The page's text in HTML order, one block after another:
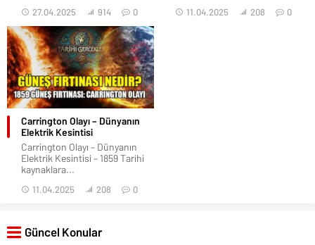
27.04.2025 914 0 11.04.2025 208 0
Carrington Olayı – Dünyanın
Elektrik Kesintisi
Carrington Olayı – Dünyanın
Elektrik Kesintisi – 1859 Tarihi
kaynaklara...
11.04.2025 208 0
Güncel Konular